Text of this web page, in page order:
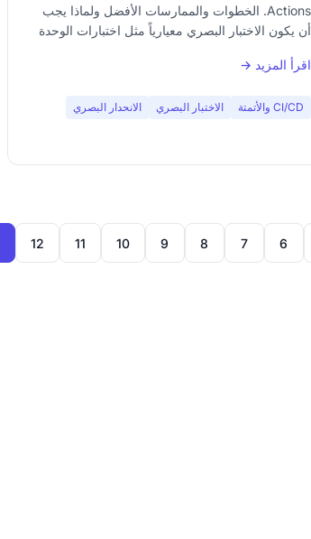
Actions. الخطوات والممارسات الأفضل ولماذا يجب
أن يكون الاختبار البصري معيارياً مثل اختبارات الوحدة
اقرأ المزيد →
CI/CD والأتمتة الاختبار البصري الانحدار البصري
6
7
8
9
10
11
12